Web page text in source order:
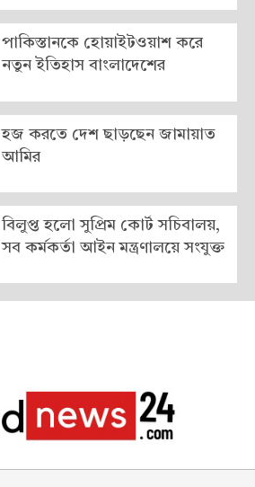
পাকিস্তানকে হোয়াইটওয়াশ করে
নতুন ইতিহাস বাংলাদেশের
হজ করতে দেশ ছাড়ছেন জামায়াত
আমির
বিলুপ্ত হলো সুপ্রিম কোর্ট সচিবালয়,
সব কর্মকর্তা আইন মন্ত্রণালয়ে সংযুক্ত